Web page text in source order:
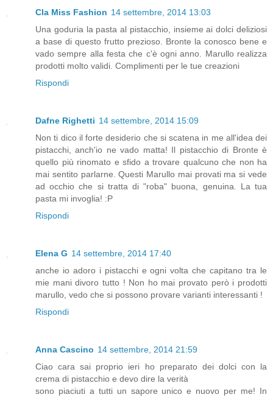
Cla Miss Fashion 14 settembre, 2014 13:03
Una goduria la pasta al pistacchio, insieme ai dolci deliziosi
a base di questo frutto prezioso. Bronte la conosco bene e
vado sempre alla festa che c'è ogni anno. Marullo realizza
prodotti molto validi. Complimenti per le tue creazioni
Rispondi
Dafne Righetti 14 settembre, 2014 15:09
Non ti dico il forte desiderio che si scatena in me all'idea dei
pistacchi, anch'io ne vado matta! Il pistacchio di Bronte è
quello più rinomato e sfido a trovare qualcuno che non ha
mai sentito parlarne. Questi Marullo mai provati ma si vede
ad occhio che si tratta di "roba" buona, genuina. La tua
pasta mi invoglia! :P
Rispondi
Elena G 14 settembre, 2014 17:40
anche io adoro i pistacchi e ogni volta che capitano tra le
mie mani divoro tutto ! Non ho mai provato però i prodotti
marullo, vedo che si possono provare varianti interessanti !
Rispondi
Anna Cascino 14 settembre, 2014 21:59
Ciao cara sai proprio ieri ho preparato dei dolci con la
crema di pistacchio e devo dire la verità
sono piaciuti a tutti un sapore unico e nuovo per me! In